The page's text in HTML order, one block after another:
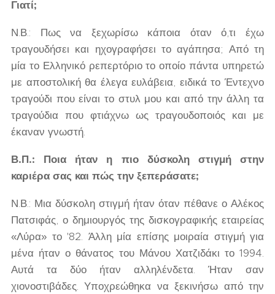
Γιατί;
Ν.Β.: Πως να ξεχωρίσω κάποια όταν ό,τι έχω
τραγουδήσει και ηχογραφήσει το αγάπησα; Από τη
μία το Ελληνικό ρεπερτόριο το οποίο πάντα υπηρετώ
με αποστολική θα έλεγα ευλάβεια, ειδικά το Έντεχνο
τραγούδι που είναι το στυλ μου και από την άλλη τα
τραγούδια που φτιάχνω ως τραγουδοποιός και με
έκαναν γνωστή.
Β.Π.: Ποια ήταν η πιο δύσκολη στιγμή στην
καριέρα σας και πώς την ξεπεράσατε;
Ν.Β.: Μια δύσκολη στιγμή ήταν όταν πέθανε ο Αλέκος
Πατσιφάς, ο δημιουργός της δισκογραφικής εταιρείας
«Λύρα» το '82. Άλλη μία επίσης μοιραία στιγμή για
μένα ήταν ο θάνατος του Μάνου Χατζιδάκι το 1994.
Αυτά τα δύο ήταν αλληλένδετα. Ήταν σαν
χιονοστιβάδες. Υποχρεώθηκα να ξεκινήσω από την